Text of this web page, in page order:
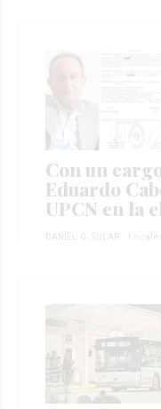
Con un
Eduardo
UPCN en la
DANIEL G. SOLAR